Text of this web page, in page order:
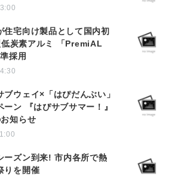
住宅向け製品として国内初
炭素アルミ 「PremiAL
採用
ブウェイ×「はぴだんぶい」
ーン 『はぴサブサマー！』
知らせ
ーズン到来! 市内各所で熱
りを開催